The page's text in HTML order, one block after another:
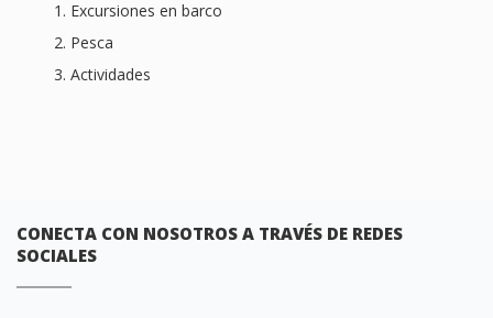
Excursiones en barco
Pesca
Actividades
CONECTA CON NOSOTROS A TRAVÉS DE REDES
SOCIALES